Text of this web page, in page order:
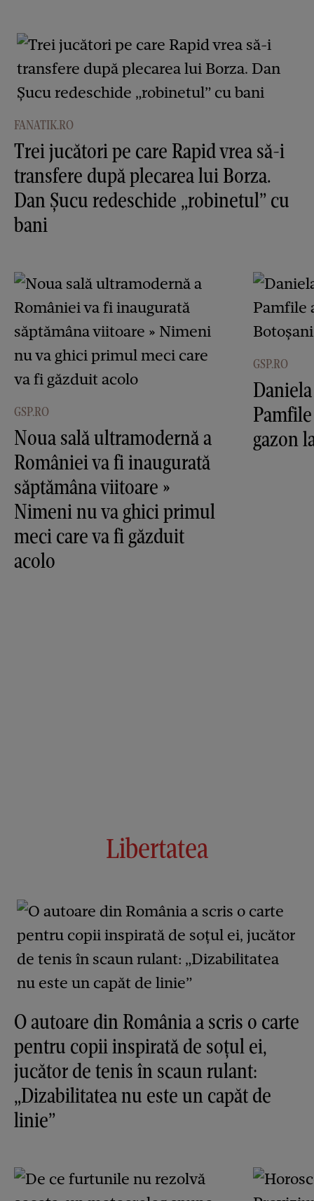
FANATIK.RO
Trei jucători pe care Rapid vrea să-i
transfere după plecarea lui Borza.
Dan Șucu redeschide „robinetul” cu
bani
GSP.RO
Noua sală ultramodernă a
României va fi inaugurată
săptămâna viitoare »
Nimeni nu va ghici primul
meci care va fi găzduit
acolo
GSP.RO
gazon
Libertatea
O autoare din România a scris o carte
pentru copii inspirată de soțul ei,
jucător de tenis în scaun rulant:
„Dizabilitatea nu este un capăt de
linie”